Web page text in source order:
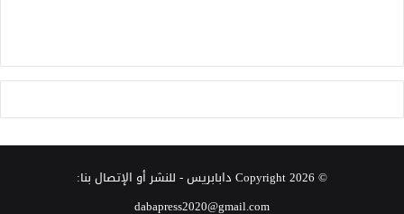
© Copyright 2026 دابابريس- للنشر أو الإتصال بنا:
dabapress2020@gmail.com